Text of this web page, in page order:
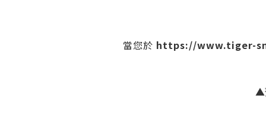
當您於 https://www.tiger-
▲